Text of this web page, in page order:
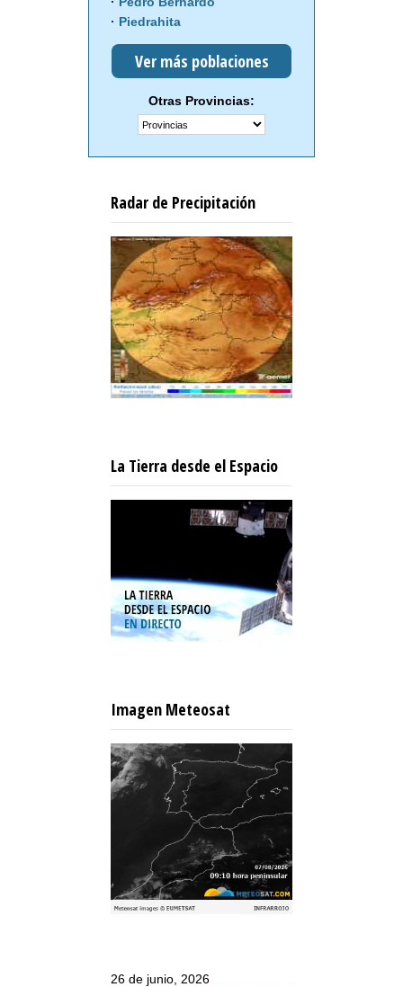
Piedrahita
Ver más poblaciones
Otras Provincias:
Radar de Precipitación
La Tierra desde el Espacio
Imagen Meteosat
26 de junio, 2026